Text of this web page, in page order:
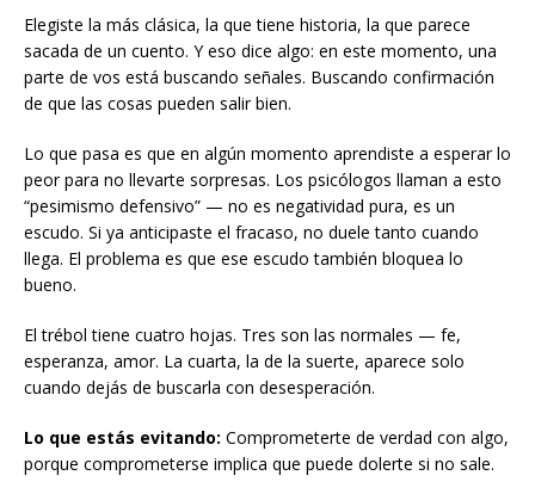
Elegiste la más clásica, la que tiene historia, la que parece
sacada de un cuento. Y eso dice algo: en este momento, una
parte de vos está buscando señales. Buscando confirmación
de que las cosas pueden salir bien.
Lo que pasa es que en algún momento aprendiste a esperar lo
peor para no llevarte sorpresas. Los psicólogos llaman a esto
“pesimismo defensivo” — no es negatividad pura, es un
escudo. Si ya anticipaste el fracaso, no duele tanto cuando
llega. El problema es que ese escudo también bloquea lo
bueno.
El trébol tiene cuatro hojas. Tres son las normales — fe,
esperanza, amor. La cuarta, la de la suerte, aparece solo
cuando dejás de buscarla con desesperación.
Lo que estás evitando: Comprometerte de verdad con algo,
porque comprometerse implica que puede dolerte si no sale.